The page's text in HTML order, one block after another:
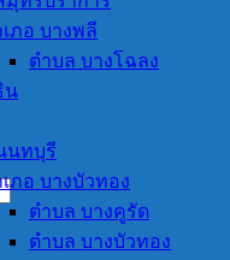
เภอ บางพลี
ตำบล บางโฉลง
น
นทบุรี
ภอ บางบัวทอง
ตำบล บางคูรัด
ตำบล บางบัวทอง